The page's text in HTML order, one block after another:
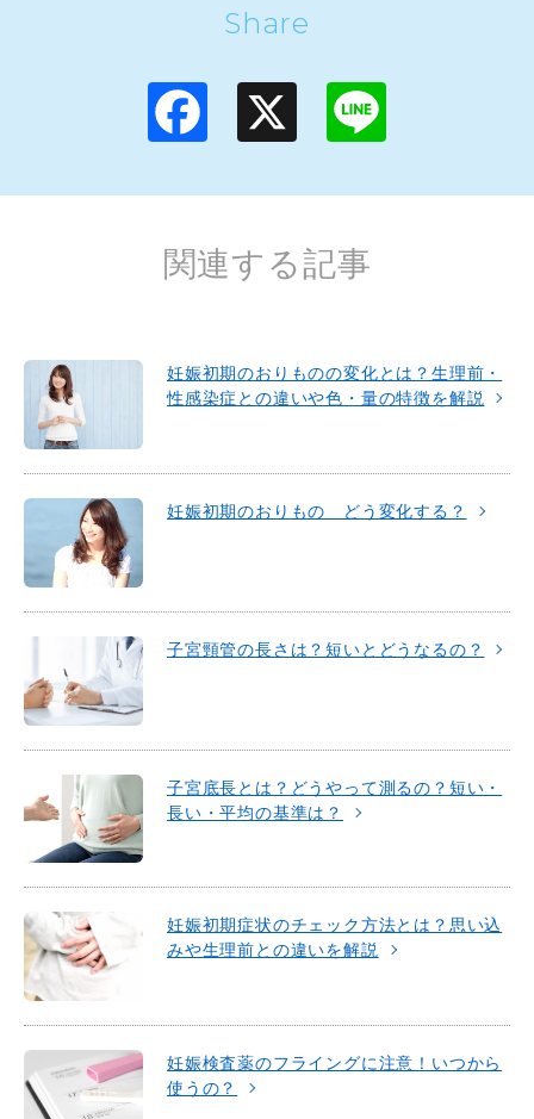
Share
L
e
関連する記事
妊娠初期のおりものの変化とは？生理前・
性感染症との違いや色・量の特徴を解説
妊娠初期のおりもの どう変化する？
子宮頸管の長さは？短いとどうなるの？
子宮底長とは？どうやって測るの？短い・
長い・平均の基準は？
妊娠初期症状のチェック方法とは？思い込
みや生理前との違いを解説
妊娠検査薬のフライングに注意！いつから
使うの？